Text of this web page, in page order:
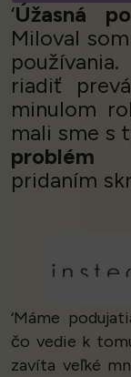
‘Úžasná
Miloval
riadiť
minulom
mali sme s
problém
pridaním
‘Máme
čo vedie k
zavíta veľké